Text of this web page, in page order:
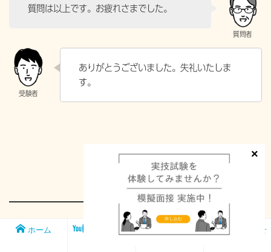
質問は以上です。お疲れさまでした。
ありがとうございました。失礼いたしま
す。
今回は、ストックオプションや海外不動産の相続に関する設例で
ホーム
メンバー
FP1級実技試
お問い合わせ